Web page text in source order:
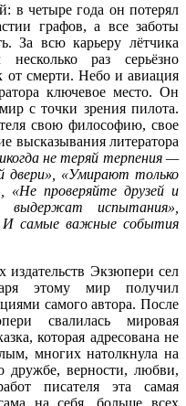
в четыре года он потерял
графов, а все заботы
За всю карьеру лётчика
раз серьёзно
от смерти. Небо и авиация
ключевое место. Он
с точки зрения пилота.
свою философию, свое
высказывания литератора
не теряй терпения —
двери», «Умирают только
проверяйте друзей и
испытания»,
самые важные события
издательств Экзюпери сел
этому мир получил
самого автора. После
свалилась мировая
которая адресована не
многих натолкнула на
дружбе, верности, любви,
писателя эта самая
на себя, больше всех